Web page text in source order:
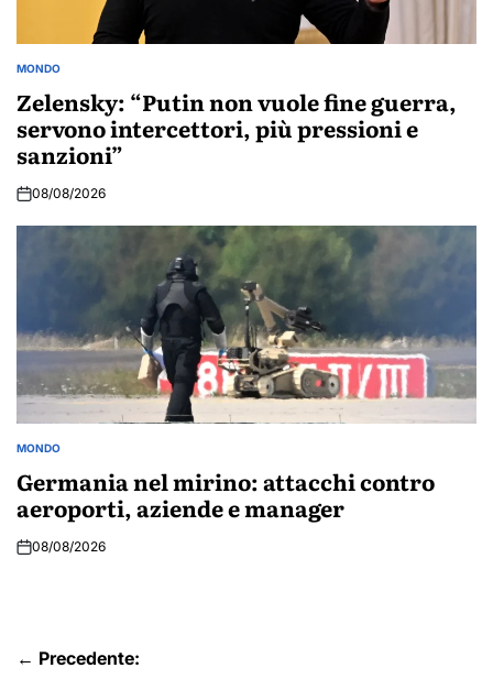
POSTED
MONDO
Zelensky: “Putin non vuole fine guerra,
servono intercettori, più pressioni e
sanzioni”
08/08/2026
POSTED
MONDO
Germania nel mirino: attacchi contro
aeroporti, aziende e manager
08/08/2026
Navigazione
← Precedente: